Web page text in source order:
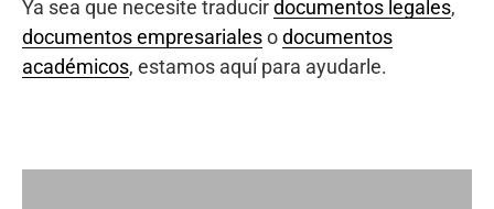
Ya sea que necesite traducirdocumentos legales,
documentos empresarialesodocumentos
académicos, estamos aquí para ayudarle.